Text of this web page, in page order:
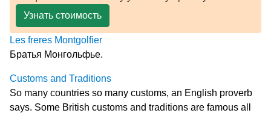
Узнать стоимость
Les freres Montgolfier
Братья Монгольфье.
Customs and Traditions
So many countries so many customs, an English proverb
says. Some British customs and traditions are famous all